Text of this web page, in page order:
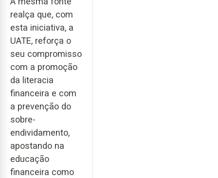
realça que, com
esta iniciativa, a
UATE, reforça o
seu compromisso
com a promoção
da literacia
financeira e com
a prevenção do
sobre-
endividamento,
apostando na
educação
financeira como